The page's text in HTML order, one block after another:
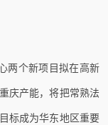
两个新项目拟在高新
庆产能，将把常熟法
标成为华东地区重要